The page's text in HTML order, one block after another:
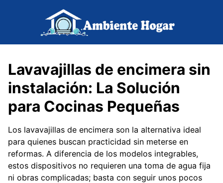
Lavavajillas de encimera sin
instalación: La Solución
para Cocinas Pequeñas
Los lavavajillas de encimera son la alternativa ideal
para quienes buscan practicidad sin meterse en
reformas. A diferencia de los modelos integrables,
estos dispositivos no requieren una toma de agua fija
ni obras complicadas; basta con seguir unos pocos